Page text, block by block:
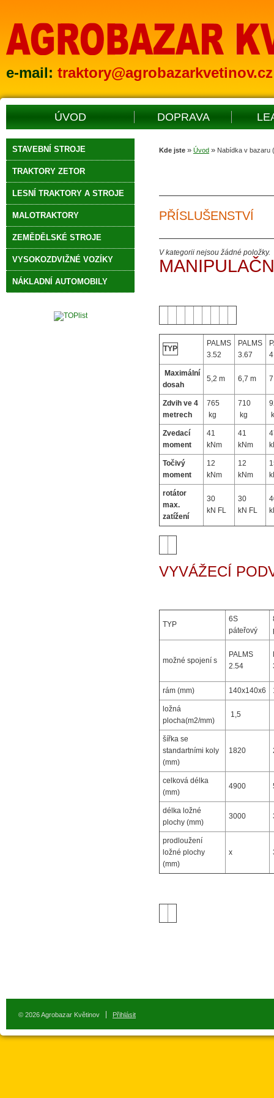
e-mail: traktory@agrobazarkvetinov.cz
ÚVOD DOPRAVA
STAVEBNÍ STROJE
TRAKTORY ZETOR
LESNÍ TRAKTORY A STROJE
MALOTRAKTORY
ZEMĚDĚLSKÉ STROJE
VYSOKOZDVIŽNÉ VOZÍKY
NÁKLADNÍ AUTOMOBILY
Kde jste » Úvod » Nabídka v bazaru
PŘÍSLUŠENSTVÍ
V kategorii nejsou žádné položky.
TYP
PALMS
3.52
PALMS
3.67
Maximální
dosah
5,2 m 6,7 m
Zdvih ve 4
metrech
765
kg
710
kg
Zvedací
moment
41
kNm
41
kNm
Točivý
moment
12
kNm
12
kNm
rotátor
max.
zatížení
30
kN FL
30
kN FL
VYVÁŽECÍ
TYP
6S
páteřový
možné spojení s
PALMS
2.54
rám (mm) 140x140x6
ložná
plocha(m2/mm)
1,5
šířka se
standartními koly
(mm)
1820
celková délka
(mm)
4900
délka ložné
plochy (mm)
3000
prodloužení
ložné plochy
(mm)
x
© 2026 Agrobazar Květinov Přihlásit